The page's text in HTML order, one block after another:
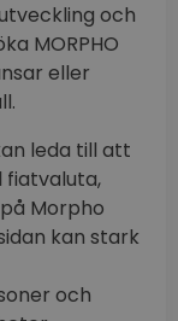
och
MORPHO
eller
leda till att
Morpho
kan stark
och